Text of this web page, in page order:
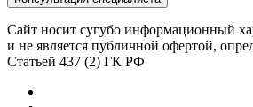
Сайт носит сугубо информационный
и не является публичной офертой,
Статьей 437 (2) ГК РФ